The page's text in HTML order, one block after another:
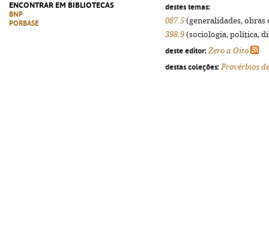
ENCONTRAR EM BIBLIOTECAS
BNP
PORBASE
destes temas:
087.5 (generalidades,
398.9 (sociologia, política,
deste editor: Zero a Oito
destas coleções: Provérbios